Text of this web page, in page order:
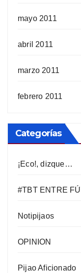
mayo 2011
abril 2011
marzo 2011
febrero 2011
Categorías
¡Eco!, dizque…
#TBT ENTRE
Notipijaos
OPINION
Pijao Aficionado